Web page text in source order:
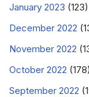
January 2023 (123)
December 2022
November 2022
October 2022 (178)
September 2022